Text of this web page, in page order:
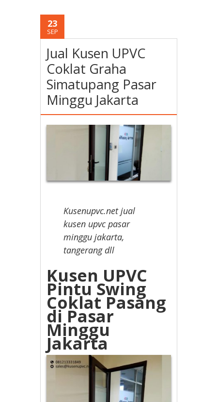
23
SEP
Jual Kusen UPVC
Coklat Graha
Simatupang Pasar
Minggu Jakarta
Kusenupvc.net jual
kusen upvc pasar
minggu jakarta,
tangerang dll
Kusen UPVC
Pintu Swing
Coklat Pasang
di Pasar
Minggu
Jakarta